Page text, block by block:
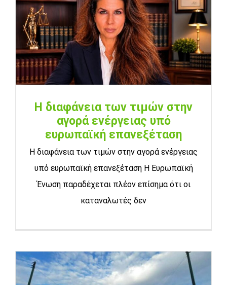
Η διαφάνεια των τιμών στην
αγορά ενέργειας υπό
ευρωπαϊκή επανεξέταση
Η διαφάνεια των τιμών στην αγορά ενέργειας
υπό ευρωπαϊκή επανεξέταση Η Ευρωπαϊκή
Ένωση παραδέχεται πλέον επίσημα ότι οι
καταναλωτές δεν